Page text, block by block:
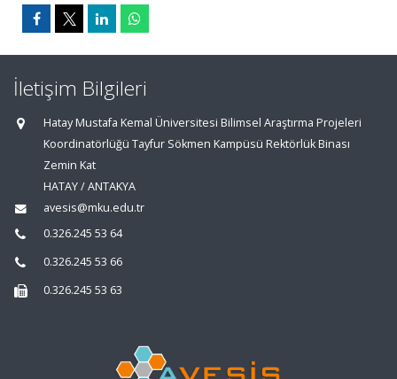
İletişim Bilgileri
Hatay Mustafa Kemal Üniversitesi Bilimsel Araştırma Projeleri
Koordinatörlüğü Tayfur Sökmen Kampüsü Rektörlük Binası
Zemin Kat
HATAY / ANTAKYA
avesis@mku.edu.tr
0.326.245 53 64
0.326.245 53 66
0.326.245 53 63